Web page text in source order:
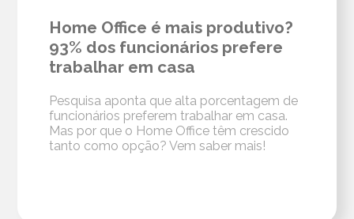
Home Office é mais produtivo?
93% dos funcionários prefere
trabalhar em casa
Pesquisa aponta que alta porcentagem de
funcionários preferem trabalhar em casa.
Mas por que o Home Office têm crescido
tanto como opção? Vem saber mais!